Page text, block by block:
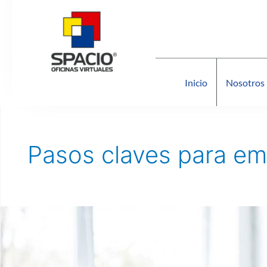
Inicio Nosotros
Pasos claves para
comenzar